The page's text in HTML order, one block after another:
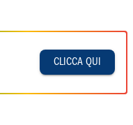
CLICCA QUI